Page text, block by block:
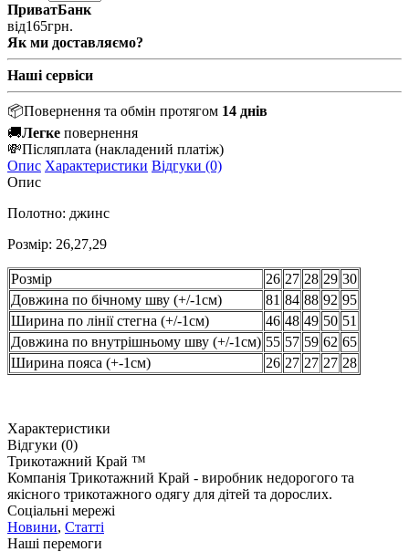
ПриватБанк
від165грн.
Як ми доставляємо?
Наші сервіси
📦Повернення та обмін протягом 14 днів
🚚Легке повернення
💸Післяплата (накладений платіж)
Опис Характеристики Відгуки (0)
Опис
Полотно: джинс
Розмір: 26,27,29
Розмір 26 27 28 29 30
Довжина по бічному шву (+/-1см)
81 84 88 92 95
Ширина по лінії стегна (+/-1см)
46 48 49 50 51
Довжина по внутрішньому шву (+/-1см) 55 57 59 62 65
Ширина пояса (+-1см)
26 27 27 27 28
Характеристики
Відгуки (0)
Трикотажний Край ™
Компанія Трикотажний Край - виробник недорогого та
якісного трикотажного одягу для дітей та дорослих.
Соціальні мережі
Новини, Статті
Наші перемоги